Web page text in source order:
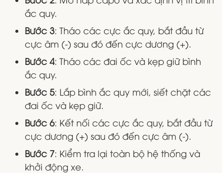
ắc quy.
Bước 3: Tháo các cực ắc quy, bắt đầu từ
cực âm (-) sau đó đến cực dương (+).
Bước 4: Tháo các đai ốc và kẹp giữ bình
ắc quy.
Bước 5: Lắp bình ắc quy mới, siết chặt các
đai ốc và kẹp giữ.
Bước 6: Kết nối các cực ắc quy, bắt đầu từ
cực dương (+) sau đó đến cực âm (-).
Bước 7: Kiểm tra lại toàn bộ hệ thống và
khởi động xe.